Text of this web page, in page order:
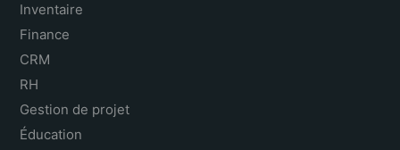
Inventaire
Finance
CRM
RH
Gestion de projet
Éducation